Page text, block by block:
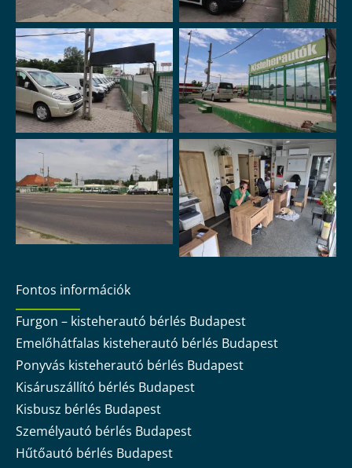
Fontos információk
Furgon – kisteherautó bérlés Budapest
Emelőhátfalas kisteherautó bérlés Budapest
Ponyvás kisteherautó bérlés Budapest
Kisáruszállító bérlés Budapest
Kisbusz bérlés Budapest
Személyautó bérlés Budapest
Hűtőautó bérlés Budapest